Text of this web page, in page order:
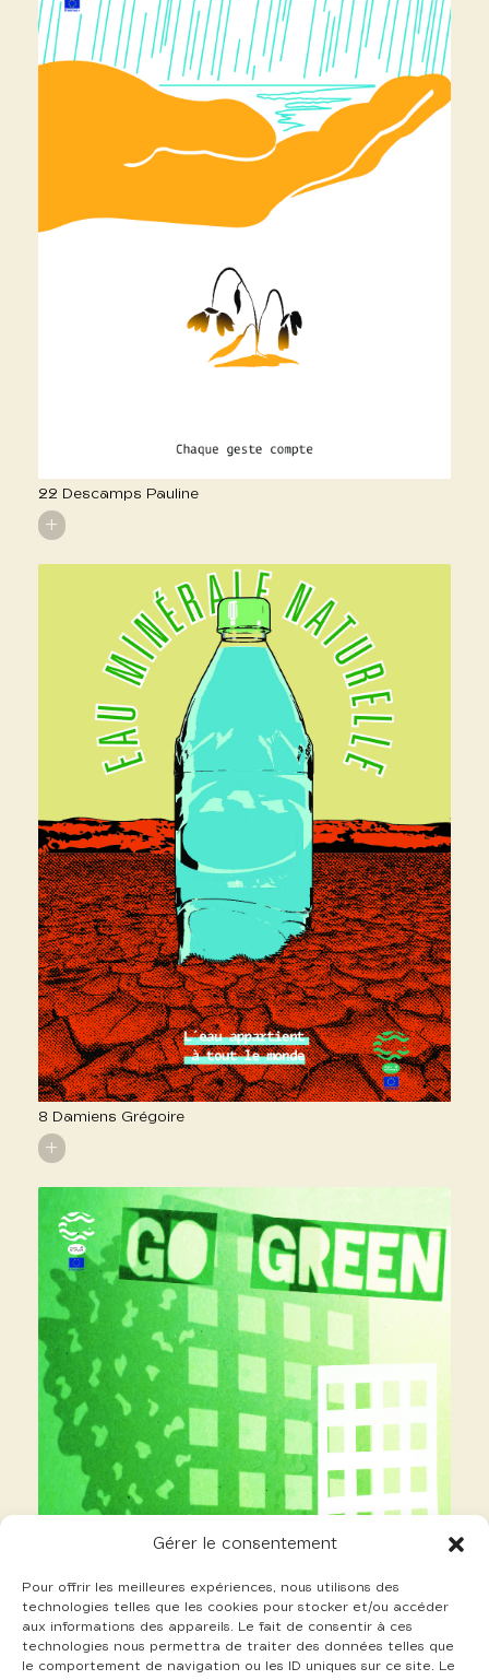
Gérer le consentement
Pour offrir les meilleures expériences, nous utilisons des
technologies telles que les cookies pour stocker et/ou accéder
aux informations des appareils. Le fait de consentir à ces
technologies nous permettra de traiter des données telles que
le comportement de navigation ou les ID uniques sur ce site. Le
22 Descamps Pauline
+
8 Damiens Grégoire
+